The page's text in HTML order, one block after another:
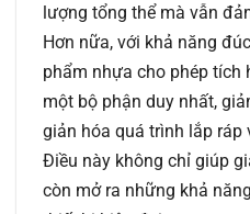
lượng tổng thể mà vẫn
Hơn nữa, với khả năng
phẩm nhựa cho phép tích
một bộ phận duy nhất,
giản hóa quá trình lắp ráp
Điều này không chỉ giúp
còn mở ra những khả